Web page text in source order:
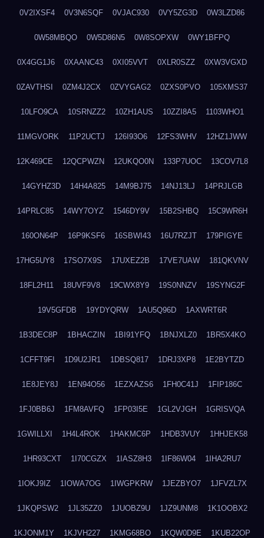
0V2IXSF4 0V3N6SQF 0VJAC930 0VY5ZG3D 0W3LZD86
0W58MBQO 0W5D86N5 0W8SOPXW 0WY1BFPQ
0X4GG1J6 0XAANC43 0XI05VVT 0XLR0SZZ 0XW3VGXD
0ZAVTHSI 0ZM4J2CX 0ZVYGAG2 0ZXS0PVO 105XMS37
10LFO9CA 10SRNZZ2 10ZH1AUS 10ZZI8A5 1103WHO1
11MGVORK 11P2UCTJ 126I93O6 12FS3WHV 12HZ1JWW
12K469CE 12QCPWZN 12UKQO0N 133P7UOC 13COV7L8
14GYHZ3D 14H4A825 14M9BJ75 14NJ13LJ 14PRJLGB
14PRLC85 14WY7OYZ 1546DY9V 15B2SHBQ 15C9WR6H
160ON64P 16P9KSF6 16SBWI43 16U7RZJT 179PIGYE
17HG5UY8 17SO7X9S 17UXEZ2B 17VE7UAW 181QKVNV
18FL2H11 18UVF9V8 19CWX8Y9 19S0NNZV 19SYNG2F
19V5GFDB 19YDYQRW 1AU5Q96D 1AXWRT6R
1B3DEC8P 1BHACZIN 1BI91YFQ 1BNJXLZ0 1BR5X4KO
1CFFT9FI 1D9U2JR1 1DBSQ817 1DRJ3XP8 1E2BYTZD
1E8JEY8J 1EN94O56 1EZXAZS6 1FH0C41J 1FIP186C
1FJ0BB6J 1FM8AVFQ 1FP03I5E 1GL2VJGH 1GRISVQA
1GWILLXI 1H4L4ROK 1HAKMC6P 1HDB3VUY 1HHJEK58
1HR93CXT 1I70CGZX 1IASZ8H3 1IF86W04 1IHA2RU7
1IOKJ9IZ 1IOWA7OG 1IWGPKRW 1JEZBYO7 1JFVZL7X
1JKQPSW2 1JL35ZZ0 1JUOBZ9U 1JZ9UNM8 1K1OOBX2
1KJONM1Y 1KJVH227 1KMG68BO 1KQW0D9E 1KUB22OP